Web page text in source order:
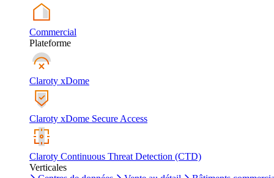
Commercial
Plateforme
Claroty xDome
Claroty xDome Secure Access
Claroty Continuous Threat Detection (CTD)
Verticales